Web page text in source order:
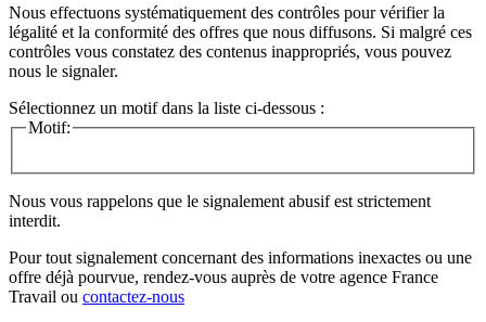
Nous effectuons systématiquement des contrôles pour vérifier la
légalité et la conformité des offres que nous diffusons. Si malgré ces
contrôles vous constatez des contenus inappropriés, vous pouvez
nous le signaler.
Sélectionnez un motif dans la liste ci-dessous :
Motif:
Nous vous rappelons que le signalement abusif est strictement
interdit.
Pour tout signalement concernant des informations inexactes ou une
offre déjà pourvue, rendez-vous auprès de votre agence France
Travail ou contactez-nous